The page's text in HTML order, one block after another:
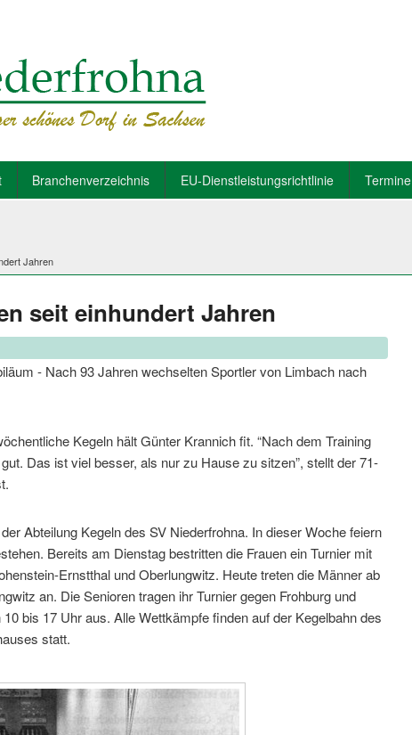
Branchenverzeichnis EU-Dienstleistungsrichtlinie Termine
Jahren
seit einhundert Jahren
- Nach 93 Jahren wechselten Sportler von Limbach nach
Kegeln hält Günter Krannich fit. “Nach dem Training
Das ist viel besser, als nur zu Hause zu sitzen”, stellt der 71-
Abteilung Kegeln des SV Niederfrohna. In dieser Woche feiern
Bereits am Dienstag bestritten die Frauen ein Turnier mit
Ernstthal und Oberlungwitz. Heute treten die Männer ab
an. Die Senioren tragen ihr Turnier gegen Frohburg und
bis 17 Uhr aus. Alle Wettkämpfe finden auf der Kegelbahn des
statt.